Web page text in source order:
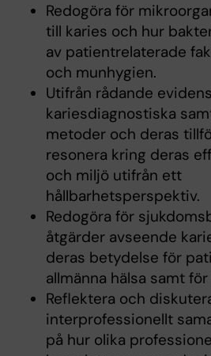
Redogöra för
till karies och hur
av patientrelaterade
och munhygien.
Utifrån rådande
kariesdiagnostiska
metoder och deras
resonera kring deras
och miljö utifrån ett
hållbarhetsperspektiv.
Redogöra för
åtgärder avseende
deras betydelse för
allmänna hälsa samt
Reflektera och
interprofessionellt
på hur olika